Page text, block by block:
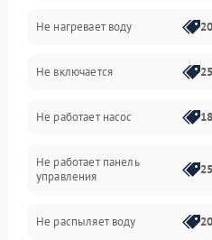
Датчики
Нагрев
Вода
Гигиена
Программное обеспечение
Не нагревает воду
Не включается
Не работает насос
Не работает панель
управления
Не распыляет воду